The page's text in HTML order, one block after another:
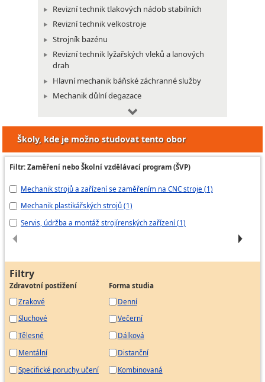
Revizní technik tlakových nádob stabilních
Revizní technik velkostroje
Strojník bazénu
Revizní technik lyžařských vleků a lanových
drah
Hlavní mechanik báňské záchranné služby
Mechanik důlní degazace
Vedoucí důlní klimatizace
Strojník regeneračního kotle
Strojník sušicího a odvodňovacího stroje
Strojník papírenského stroje
Strojvedoucí papírenského stroje
Školy, kde je možno studovat tento obor
Filtr: Zaměření nebo Školní vzdělávací program (ŠVP)
Mechanik strojů a zařízení se zaměřením na CNC stroje (1)
Mechanik plastikářských strojů (1)
Servis, údržba a montáž strojírenských zařízení (1)
Filtry
Zdravotní postižení
Zrakové
Sluchové
Tělesné
Mentální
Specifické poruchy učení
Forma studia
Denní
Večerní
Dálková
Distanční
Kombinovaná